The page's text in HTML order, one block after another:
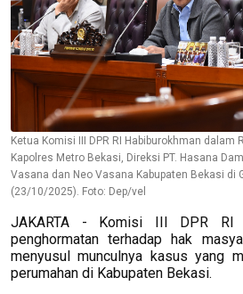
Ketua Komisi III DPR RI Habiburokhman dalam
Kapolres Metro Bekasi, Direksi PT. Hasana
Vasana dan Neo Vasana Kabupaten Bekasi di
(23/10/2025). Foto: Dep/vel
JAKARTA - Komisi III DPR RI
penghormatan terhadap hak
menyusul munculnya kasus yang
perumahan di Kabupaten Bekasi.